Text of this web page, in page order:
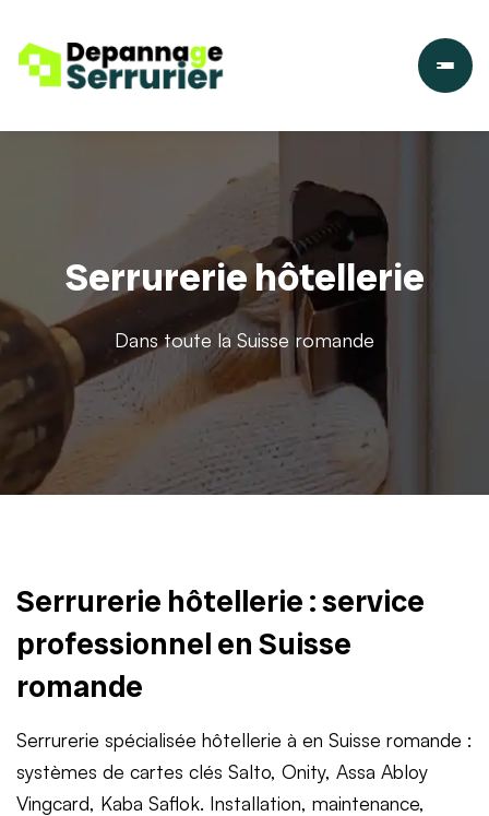
Serrurerie hôtellerie
Dans toute la Suisse romande
Serrurerie hôtellerie : service
professionnel en Suisse
romande
Serrurerie spécialisée hôtellerie à en Suisse romande :
systèmes de cartes clés Salto, Onity, Assa Abloy
Vingcard, Kaba Saflok. Installation, maintenance,